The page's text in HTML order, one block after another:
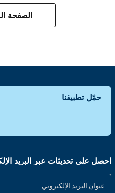
الصفحة
حمّل تطبيقنا
احصل على تحديثات عبر البريد